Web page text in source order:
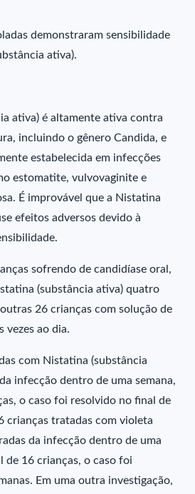
demonstraram sensibilidade
ativa).
ativa) é altamente ativa contra
incluindo o gênero Candida, e
estabelecida em infecções
estomatite, vulvovaginite e
É improvável que a Nistatina
efeitos adversos devido à
sofrendo de candidíase oral,
(substância ativa) quatro
26 crianças com solução de
vezes ao dia.
com Nistatina (substância
infecção dentro de uma semana,
o caso foi resolvido no final de
crianças tratadas com violeta
da infecção dentro de uma
de 16 crianças, o caso foi
Em uma outra investigação,